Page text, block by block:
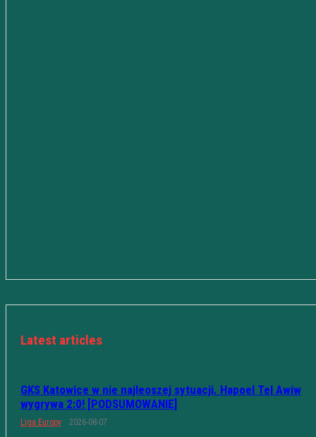
Latest articles
GKS Katowice w nie najleoszej sytuacji. Hapoel Tel Awiw
wygrywa 2:0! [PODSUMOWANIE]
Liga Europy 2026-08-07